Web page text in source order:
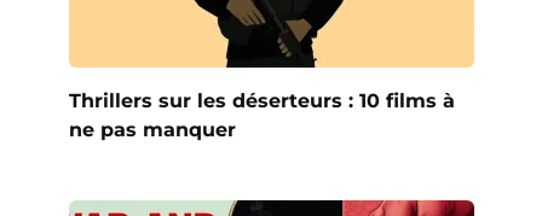
Thrillers sur les déserteurs : 10 films à
ne pas manquer